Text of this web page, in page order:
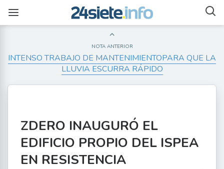
NOTA ANTERIOR
INTENSO TRABAJO DE MANTENIMIENTOPARA QUE LA
LLUVIA ESCURRA RÁPIDO
ZDERO INAUGURÓ EL
EDIFICIO PROPIO DEL ISPEA
EN RESISTENCIA